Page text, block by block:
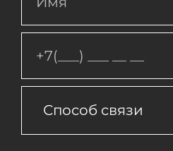
Способ связи